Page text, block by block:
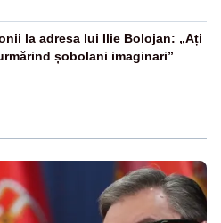
la adresa lui Ilie Bolojan: „Ați
șobolani imaginari”